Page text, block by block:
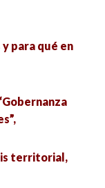
para qué en
territorial,